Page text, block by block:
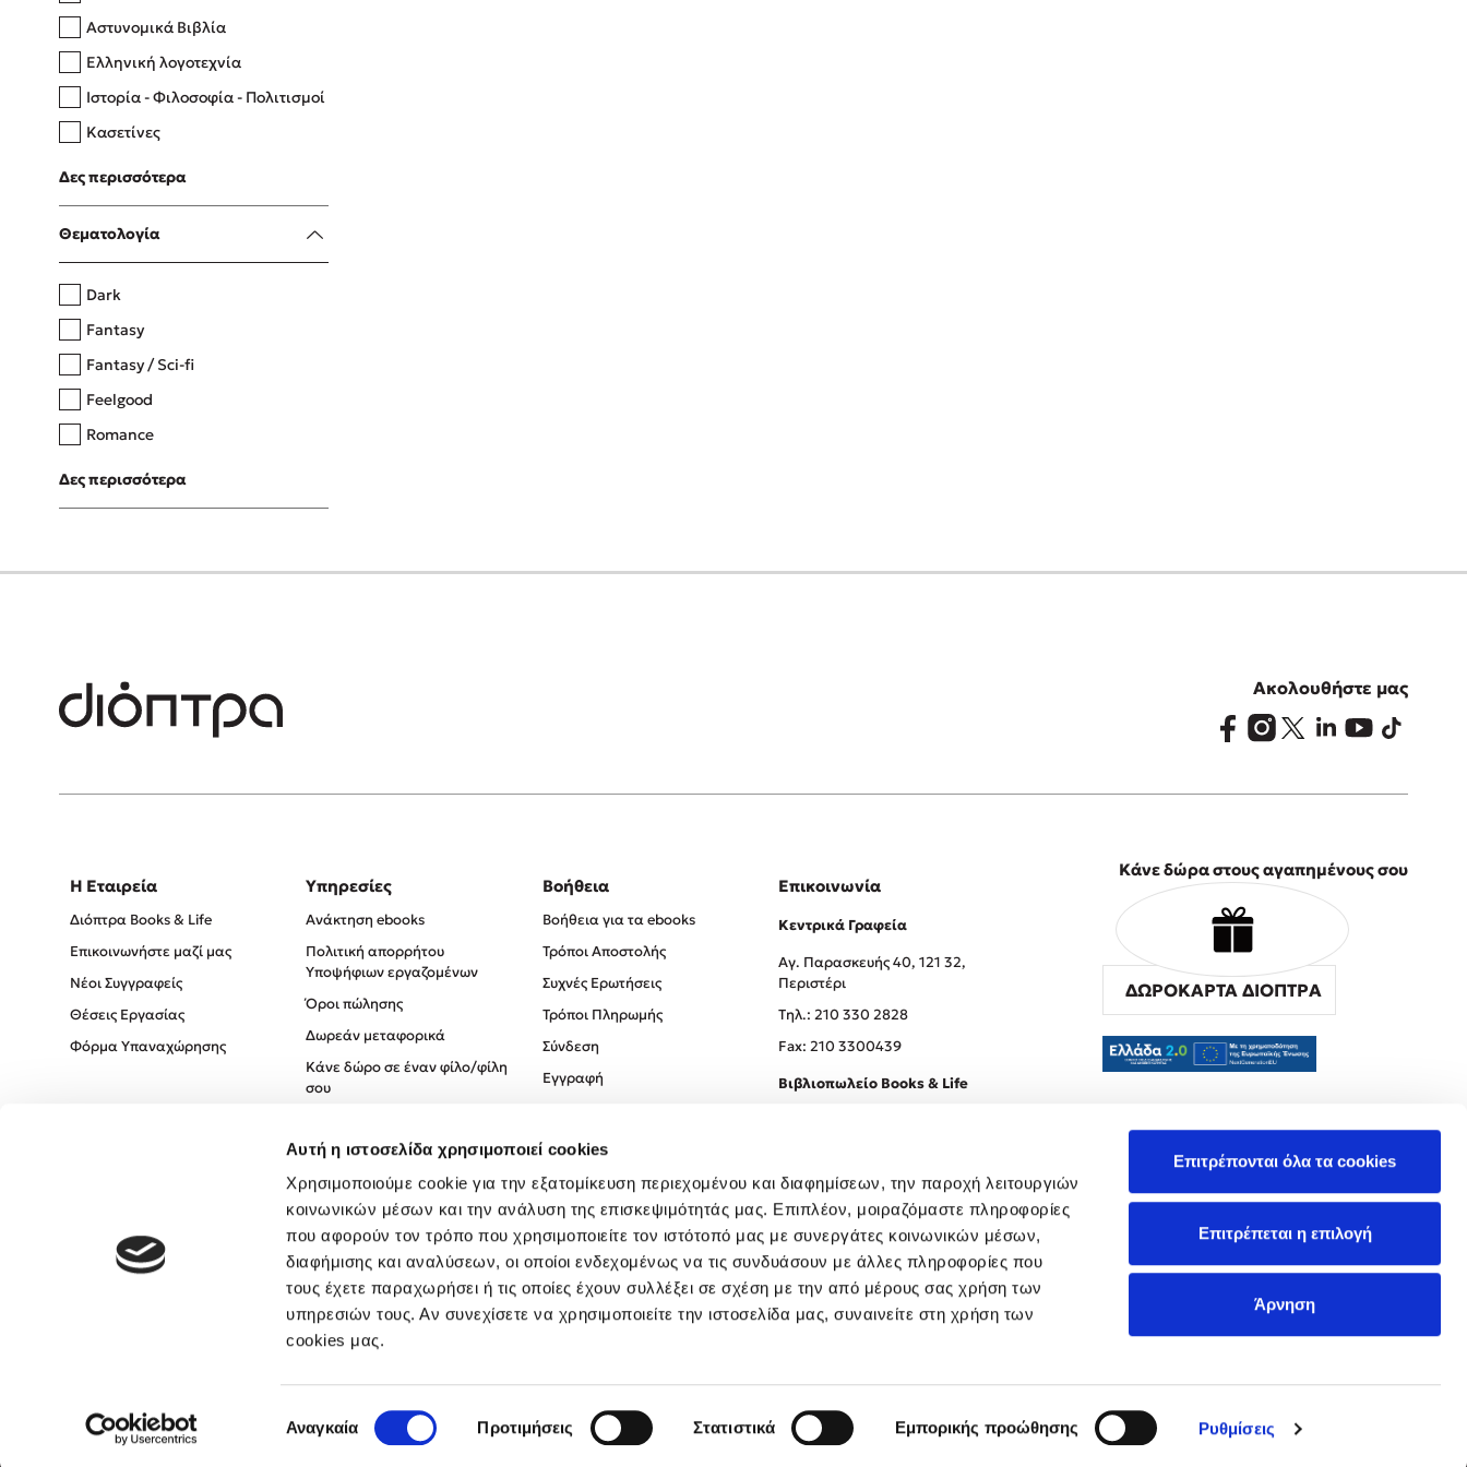
Αυτή η ιστοσελίδα χρησιμοποιεί cookies
Χρησιμοποιούμε cookie για την εξατομίκευση περιεχομένου και διαφημίσεων, την παροχή λειτουργιών
κοινωνικών μέσων και την ανάλυση της επισκεψιμότητάς μας. Επιπλέον, μοιραζόμαστε πληροφορίες
που αφορούν τον τρόπο που χρησιμοποιείτε τον ιστότοπό μας με συνεργάτες κοινωνικών μέσων,
διαφήμισης και αναλύσεων, οι οποίοι ενδεχομένως να τις συνδυάσουν με άλλες πληροφορίες που
τους έχετε παραχωρήσει ή τις οποίες έχουν συλλέξει σε σχέση με την από μέρους σας χρήση των
υπηρεσιών τους. Αν συνεχίσετε να χρησιμοποιείτε την ιστοσελίδα μας, συναινείτε στη χρήση των
cookies μας.
συγκατάθεσης
Αναγκαία Προτιμήσεις Στατιστικά Εμπορικής προώθησης Ρυθμίσεις
Επιτρέπονται όλα τα cookies
Επιτρέπεται η επιλογή
Άρνηση
Δανάη Δεληγεώργη
Πάνω, κάτω, μπροστά, πίσω
Η μέθοδος Αφήστε τους
Αστυνομικά Βιβλία
Ελληνική λογοτεχνία
Ιστορία - Φιλοσοφία - Πολιτισμοί
Κασετίνες
Λευκώματα - Έγχρωμοι οδηγοί
Μαγειρική
Δες περισσότερα
Θεματολογία
Dark
Fantasy
Fantasy / Sci-fi
Feelgood
Romance
Upmarket
Young Adult
Δες περισσότερα
Ακολουθήστε μας
Η Εταιρεία
Διόπτρα Books & Life
Επικοινωνήστε μαζί μας
Νέοι Συγγραφείς
Θέσεις Εργασίας
Φόρμα Υπαναχώρησης
Υπηρεσίες
Ανάκτηση ebooks
Πολιτική απορρήτου
Υποψήφιων εργαζομένων
Όροι πώλησης
Δωρεάν μεταφορικά
Κάνε δώρο σε έναν φίλο/φίλη
σου
Πολιτική Απορρήτου
Όροι χρήσης
Βοήθεια
Βοήθεια για τα ebooks
Τρόποι Αποστολής
Συχνές Ερωτήσεις
Τρόποι Πληρωμής
Σύνδεση
Εγγραφή
Επικοινωνία
Κεντρικά Γραφεία
Αγ. Παρασκευής 40, 121 32,
Περιστέρι
Tηλ.: 210 330 2828
Fax: 210 3300439
Βιβλιοπωλείο Books & Life
Κάνε δώρα στους αγαπημένους σου
ΔΩΡΟΚΑΡΤΑ ΔΙΟΠΤΡΑ
Created by Powered by